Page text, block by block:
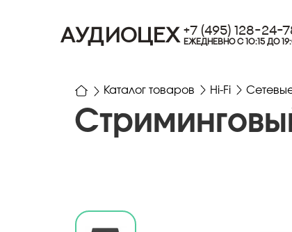
АУДИОЦЕХ +7 (495) 128-24-
ЕЖЕДНЕВНО С 10:15 ДО
Каталог товаров Hi-Fi